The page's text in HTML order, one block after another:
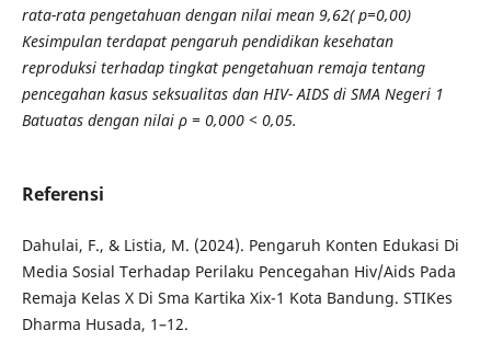
rata-rata pengetahuan dengan nilai mean 9,62( p=0,00)
Kesimpulan terdapat pengaruh pendidikan kesehatan
reproduksi terhadap tingkat pengetahuan remaja tentang
pencegahan kasus seksualitas dan HIV- AIDS di SMA Negeri 1
Batuatas dengan nilai ρ = 0,000 < 0,05.
Referensi
Dahulai, F., & Listia, M. (2024). Pengaruh Konten Edukasi Di
Media Sosial Terhadap Perilaku Pencegahan Hiv/Aids Pada
Remaja Kelas X Di Sma Kartika Xix-1 Kota Bandung. STIKes
Dharma Husada, 1–12.